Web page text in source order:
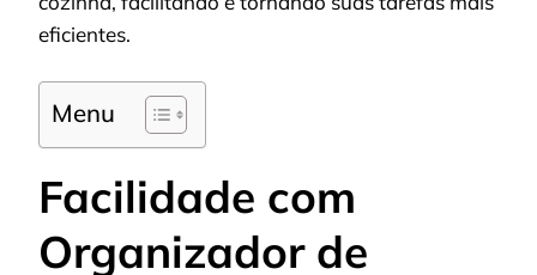
eficientes.
Menu
Facilidade com
Organizador de